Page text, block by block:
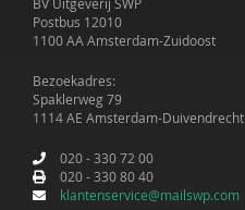
Postbus 12010
1100 AA Amsterdam-Zuidoost
Bezoekadres:
Spaklerweg 79
1114 AE Amsterdam-Duivendrecht
020 - 330 72 00
020 - 330 80 40
klantenservice@mailswp.com